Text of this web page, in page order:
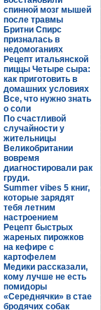
спинной мозг мышей
после травмы
Бритни Спирс
призналась в
недомоганиях
Рецепт итальянской
пиццы Четыре сыра:
как приготовить в
домашних условиях
Все, что нужно знать
о соли
По счастливой
случайности у
жительницы
Великобритании
вовремя
диагностировали рак
груди.
Summer vibes 5 книг,
которые зарядят
тебя летним
настроением
Рецепт быстрых
жареных пирожков
на кефире с
картофелем
Медики рассказали,
кому лучше не есть
помидоры
«Середнячки» в стае
бродячих собак